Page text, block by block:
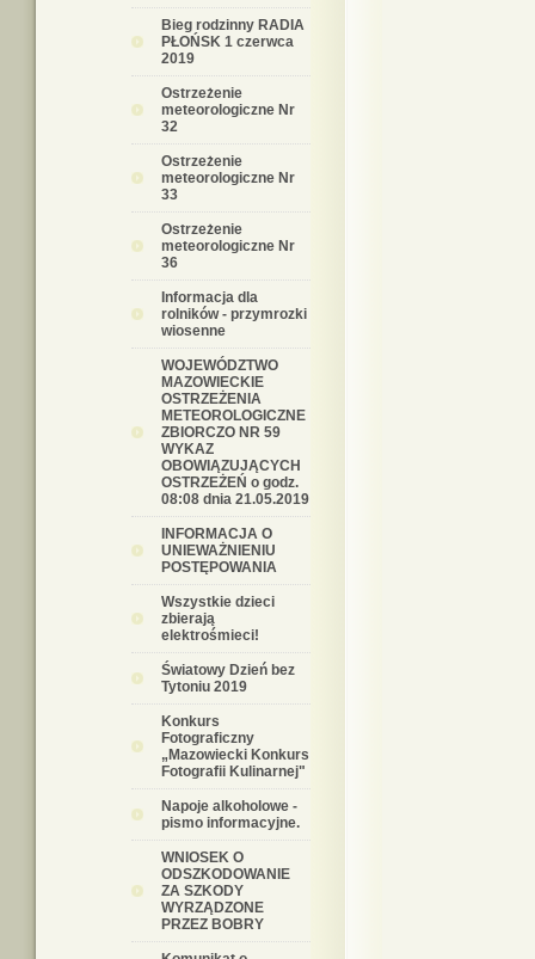
Bieg rodzinny RADIA
PŁOŃSK 1 czerwca
2019
Ostrzeżenie
meteorologiczne Nr
32
Ostrzeżenie
meteorologiczne Nr
33
Ostrzeżenie
meteorologiczne Nr
36
Informacja dla
rolników - przymrozki
wiosenne
WOJEWÓDZTWO
MAZOWIECKIE
OSTRZEŻENIA
METEOROLOGICZNE
ZBIORCZO NR 59
WYKAZ
OBOWIĄZUJĄCYCH
OSTRZEŻEŃ o godz.
08:08 dnia 21.05.2019
INFORMACJA O
UNIEWAŻNIENIU
POSTĘPOWANIA
Wszystkie dzieci
zbierają
elektrośmieci!
Światowy Dzień bez
Tytoniu 2019
Konkurs
Fotograficzny
„Mazowiecki Konkurs
Fotografii Kulinarnej"
Napoje alkoholowe -
pismo informacyjne.
WNIOSEK O
ODSZKODOWANIE
ZA SZKODY
WYRZĄDZONE
PRZEZ BOBRY